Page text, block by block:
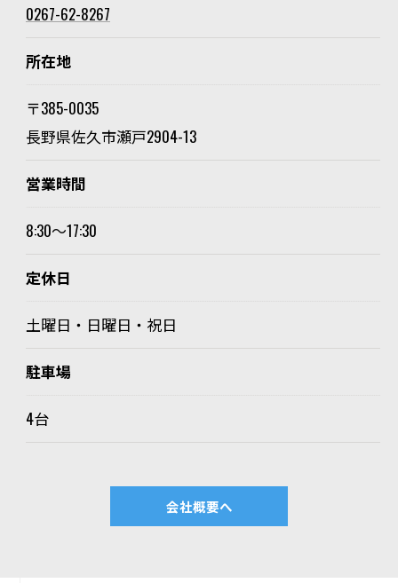
0267-62-8267
所在地
〒385-0035
長野県佐久市瀬戸2904-13
営業時間
8:30～17:30
定休日
土曜日・日曜日・祝日
駐車場
4台
会社概要へ